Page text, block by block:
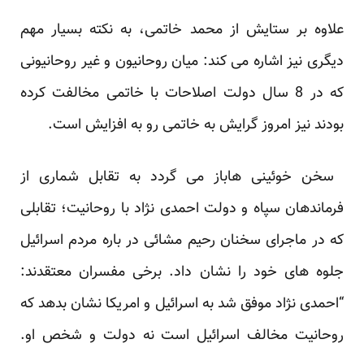
علاوه بر ستایش از محمد خاتمی، به نکته بسیار مهم
دیگری نیز اشاره می کند: میان روحانیون و غیر روحانیونی
که در ‏‏8 سال دولت اصلاحات با خاتمی مخالفت کرده
بودند نیز امروز گرایش به خاتمی رو به افزایش است.‏
‏ سخن خوئینی هاباز می گردد به تقابل شماری از
فرماندهان سپاه و دولت احمدی نژاد با روحانیت؛ تقابلی
که در ‏ماجرای سخنان رحیم مشائی در باره مردم اسرائیل
جلوه های خود را نشان داد. برخی مفسران معتقدند:
“احمدی نژاد ‏موفق شد به اسرائیل و امریکا نشان بدهد که
روحانیت مخالف اسرائیل است نه دولت و شخص او.